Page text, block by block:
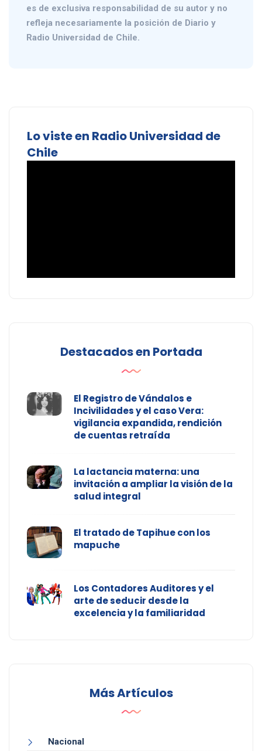
es de exclusiva responsabilidad de su autor y no
refleja necesariamente la posición de Diario y
Radio Universidad de Chile.
Lo viste en Radio Universidad de
Chile
Destacados en Portada
El Registro de Vándalos e
Incivilidades y el caso Vera:
vigilancia expandida, rendición
de cuentas retraída
La lactancia materna: una
invitación a ampliar la visión de la
salud integral
El tratado de Tapihue con los
mapuche
Los Contadores Auditores y el
arte de seducir desde la
excelencia y la familiaridad
Más Artículos
Nacional